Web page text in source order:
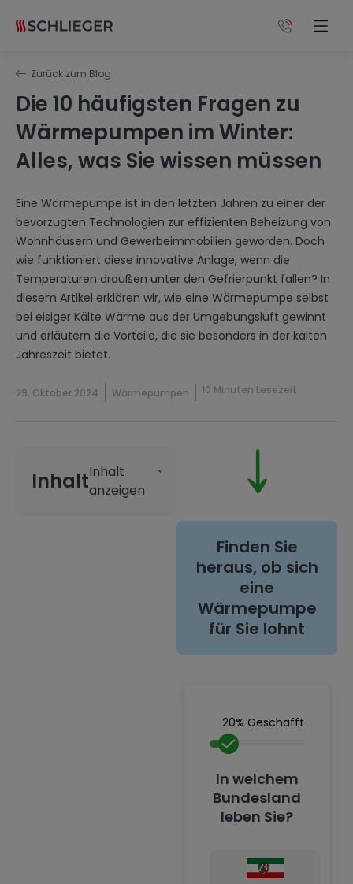
Zurück zum Blog
Die 10 häufigsten Fragen zu
Wärmepumpen im Winter:
Alles, was Sie wissen müssen
Eine Wärmepumpe ist in den letzten Jahren zu einer der
bevorzugten Technologien zur effizienten Beheizung von
Wohnhäusern und Gewerbeimmobilien geworden. Doch
wie funktioniert diese innovative Anlage, wenn die
Temperaturen draußen unter den Gefrierpunkt fallen? In
diesem Artikel erklären wir, wie eine Wärmepumpe selbst
bei eisiger Kälte Wärme aus der Umgebungsluft gewinnt
und erläutern die Vorteile, die sie besonders in der kalten
Jahreszeit bietet.
29. Oktober 2024 Wärmepumpen 10 Minuten Lesezeit
Inhalt
Finden Sie
heraus, ob sich
eine
Wärmepumpe
für Sie lohnt
20% Geschafft
In welchem
Bundesland
leben Sie?